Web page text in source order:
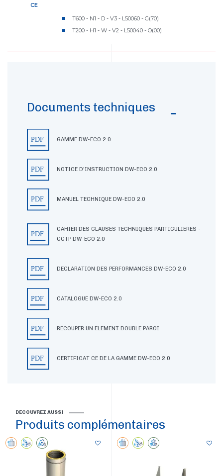
CE
T600 - N1 - D - V3 - L50060 - G(70)
T200 - H1 - W - V2 - L50040 - O(00)
Documents techniques
GAMME DW-ECO 2.0
NOTICE D'INSTRUCTION DW-ECO 2.0
MANUEL TECHNIQUE DW-ECO 2.0
CAHIER DES CLAUSES TECHNIQUES PARTICULIERES -
CCTP DW-ECO 2.0
DECLARATION DES PERFORMANCES DW-ECO 2.0
CATALOGUE DW-ECO 2.0
RECOUPER UN ELEMENT DOUBLE PAROI
CERTIFICAT CE DE LA GAMME DW-ECO 2.0
DÉCOUVREZ AUSSI
Produits complémentaires